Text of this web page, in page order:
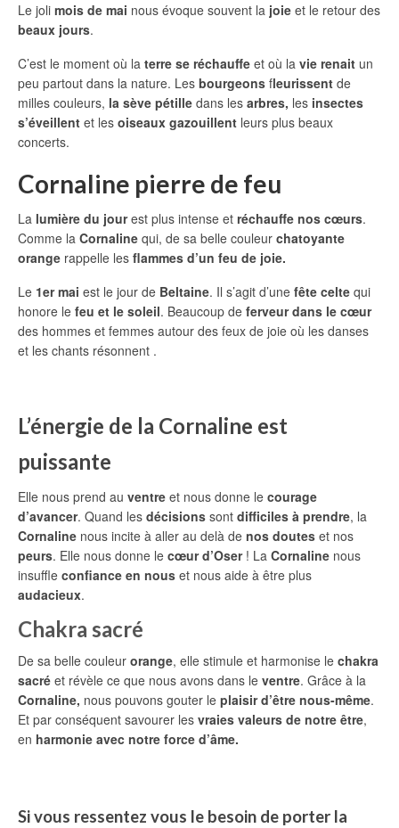
Le joli mois de mai nous évoque souvent la joie et le retour des
beaux jours.
C’est le moment où la terre se réchauffe et où la vie renait un
peu partout dans la nature. Les bourgeons fleurissent de
milles couleurs, la sève pétille dans les arbres, les insectes
s’éveillent et les oiseaux gazouillent leurs plus beaux
concerts.
Cornaline pierre de feu
La lumière du jourest plus intense et réchauffe nos cœurs.
Comme la Cornaline qui, de sa belle couleur chatoyante
orange rappelle les flammes d’un feu de joie.
Le 1er mai est le jour de Beltaine. Il s’agit d’une fête celte qui
honore le feu et le soleil. Beaucoup de ferveur dans le cœur
des hommes et femmes autour des feux de joie où les danses
et les chants résonnent .
L’énergie de la Cornaline est
puissante
Elle nous prend au ventre et nous donne le courage
d’avancer. Quand les décisions sont difficiles à prendre, la
Cornaline nous incite à aller au delà de nos doutes et nos
peurs. Elle nous donne le cœur d’Oser! La Cornaline nous
insuffle confiance en nous et nous aide à être plus
audacieux.
Chakra sacré
De sa belle couleur orange, elle stimule et harmonise le chakra
sacré et révèle ce que nous avons dans le ventre. Grâce à la
Cornaline, nous pouvons gouter le plaisir d’être nous-même.
Et par conséquent savourer les vraies valeurs de notre être,
en harmonie avec notre force d’âme.
Si vous ressentez vous le besoin de porter la